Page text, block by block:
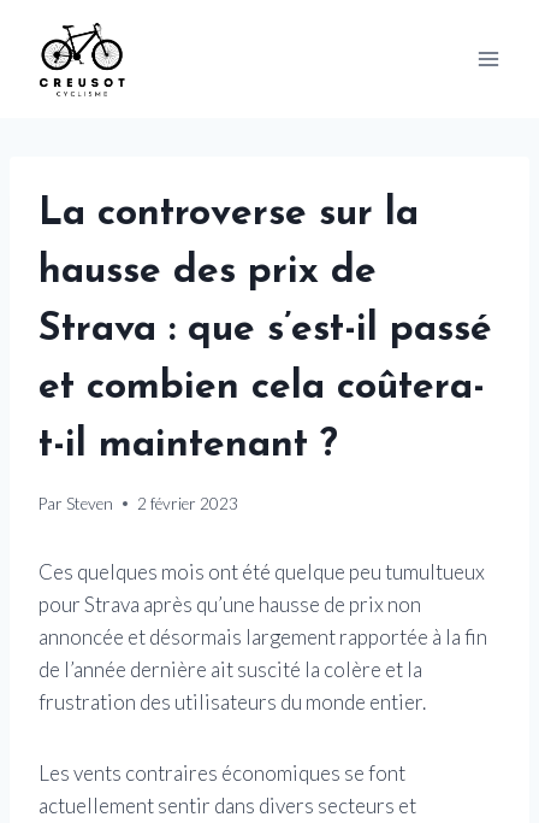
content
La controverse sur la
hausse des prix de
Strava : que s’est-il passé
et combien cela coûtera-
t-il maintenant ?
Par Steven 2 février 2023
Ces quelques mois ont été quelque peu tumultueux
pour Strava après qu’une hausse de prix non
annoncée et désormais largement rapportée à la fin
de l’année dernière ait suscité la colère et la
frustration des utilisateurs du monde entier.
Les vents contraires économiques se font
actuellement sentir dans divers secteurs et